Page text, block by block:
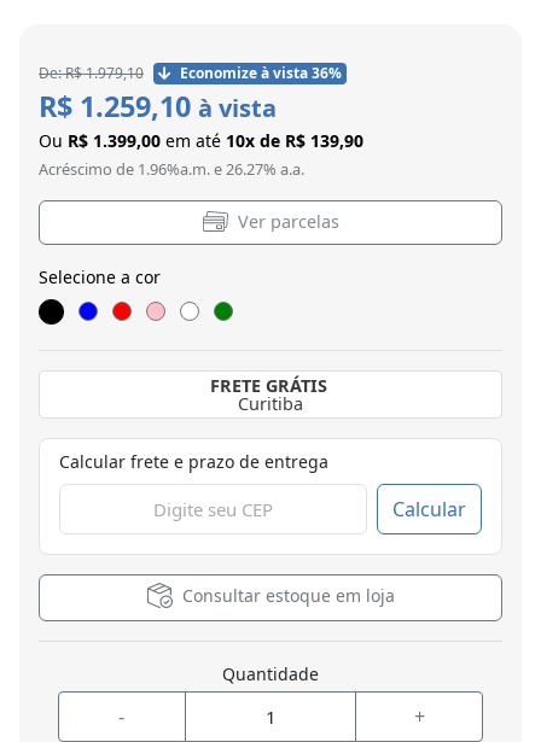
De: R$ 1.979,10 Economize à vista 36%
R$ 1.259,10 à vista
Ou R$ 1.399,00 em até 10x de R$ 139,90
Acréscimo de 1.96%a.m. e 26.27% a.a.
Ver parcelas
Selecione a cor
FRETE GRÁTIS
Curitiba
Calcular frete e prazo de entrega
Calcular
Consultar estoque em loja
Quantidade
- +